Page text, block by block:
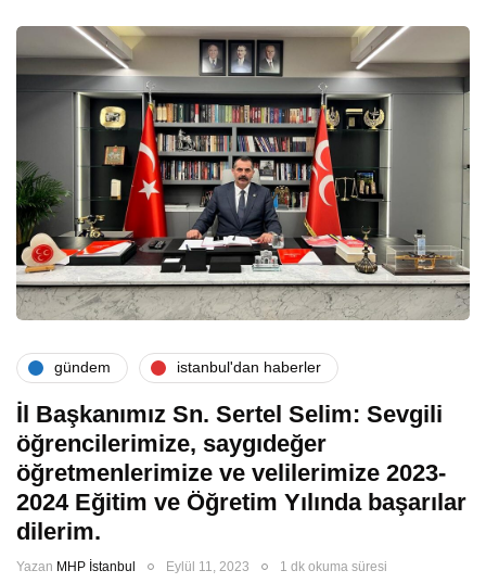
gündem i̇stanbul'dan haberler
İl Başkanımız Sn. Sertel Selim: Sevgili
öğrencilerimize, saygıdeğer
öğretmenlerimize ve velilerimize 2023-
2024 Eğitim ve Öğretim Yılında başarılar
dilerim.
Yazan MHP İstanbul Eylül 11, 2023 1 dk okuma süresi